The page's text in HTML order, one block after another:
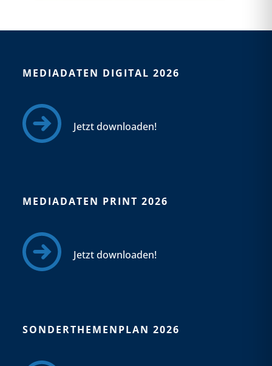
MEDIADATEN DIGITAL 2026
Jetzt downloaden!
MEDIADATEN PRINT 2026
Jetzt downloaden!
SONDERTHEMENPLAN 2026